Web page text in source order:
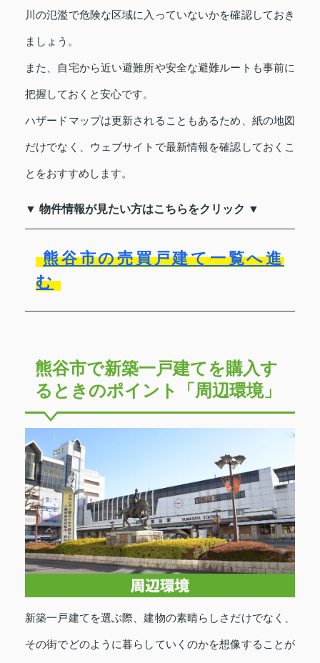
川の氾濫で危険な区域に入っていないかを確認しておき
ましょう。
また、自宅から近い避難所や安全な避難ルートも事前に
把握しておくと安心です。
ハザードマップは更新されることもあるため、紙の地図
だけでなく、ウェブサイトで最新情報を確認しておくこ
とをおすすめします。
▼ 物件情報が見たい方はこちらをクリック ▼
熊谷市の売買戸建て一覧へ進
む
熊谷市で新築一戸建てを購入す
るときのポイント「周辺環境」
新築一戸建てを選ぶ際、建物の素晴らしさだけでなく、
その街でどのように暮らしていくのかを想像することが